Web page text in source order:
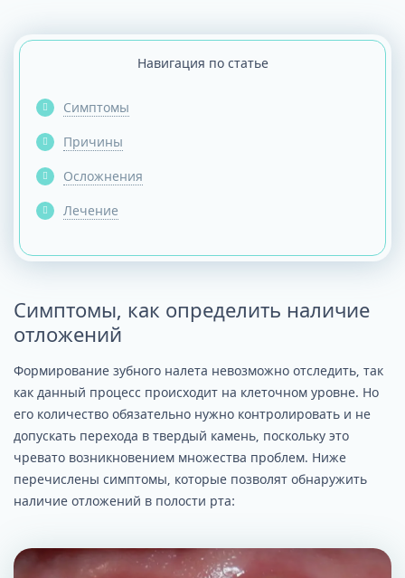
Навигация по статье
Симптомы
Причины
Осложнения
Лечение
Симптомы, как определить наличие
отложений
Формирование зубного налета невозможно отследить, так
как данный процесс происходит на клеточном уровне. Но
его количество обязательно нужно контролировать и не
допускать перехода в твердый камень, поскольку это
чревато возникновением множества проблем. Ниже
перечислены симптомы, которые позволят обнаружить
наличие отложений в полости рта: